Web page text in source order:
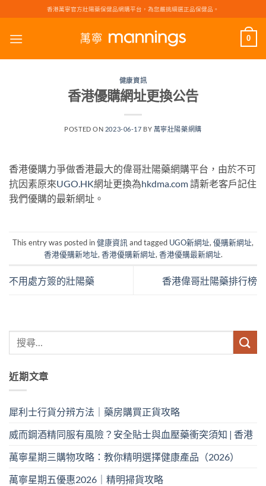
to
content
香港萬寧官方壯陽藥保健品網購平台，為您嚴挑細選正品保健品。
0
健康資訊
香港優購網址更換公告
POSTED ON 2023-06-17 BY 萬寧壯陽藥網購
香港優購力爭做香港最大的偉哥壯陽藥網購平台，由於不可
抗因素原來UGO.HK網址更換為hkdma.com請新老客戶記住
我們優購的最新網址。
This entry was posted in健康資訊 and tagged UGO新網址, 優購新網址,
香港優購新地址, 香港優購新網址, 香港優購最新網址.
不用處方簽的壯陽藥 香港偉哥壯陽藥排行榜
近期文章
犀利士行貨分辨方法｜藥房購買正貨攻略
威而鋼酒精同服有風險？安全貼士與血壓藥衝突須知 | 香港
萬寧星期三購物攻略：教你精明選擇健康產品（2026）
萬寧星期五優惠2026｜精明掃貨攻略